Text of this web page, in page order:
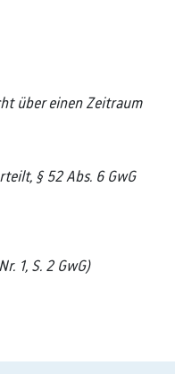
über einen Zeitraum
§ 52 Abs. 6 GwG
1, S. 2 GwG)